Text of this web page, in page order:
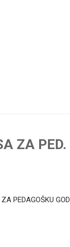
ZA PED.
PEDAGOŠKU